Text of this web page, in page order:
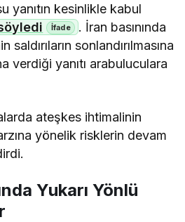
yanıtın kesinlikle kabul
. İran basınında
sonlandırılmasına
verdiği yanıtı arabuluculara
ateşkes ihtimalinin
yönelik risklerin devam
Yukarı Yönlü